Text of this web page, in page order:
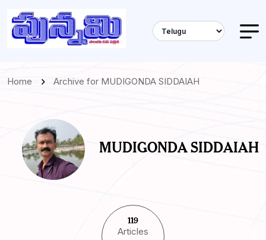
Home Archive for MUDIGONDA SIDDAIAH
MUDIGONDA SIDDAIAH
119
Articles